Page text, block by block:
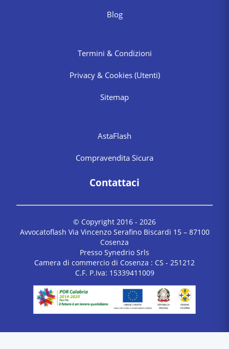
Blog
Termini & Condizioni
Privacy & Cookies (Utenti)
Sitemap
AstaFlash
Compravendita Sicura
Contattaci
© Copyright 2016 - 2026
Avvocatoflash Via Vincenzo Serafino Biscardi 15 – 87100
Cosenza
Presso Synedrio Srls
Camera di commercio di Cosenza : CS - 251212
C.F. P.Iva: 15339411009